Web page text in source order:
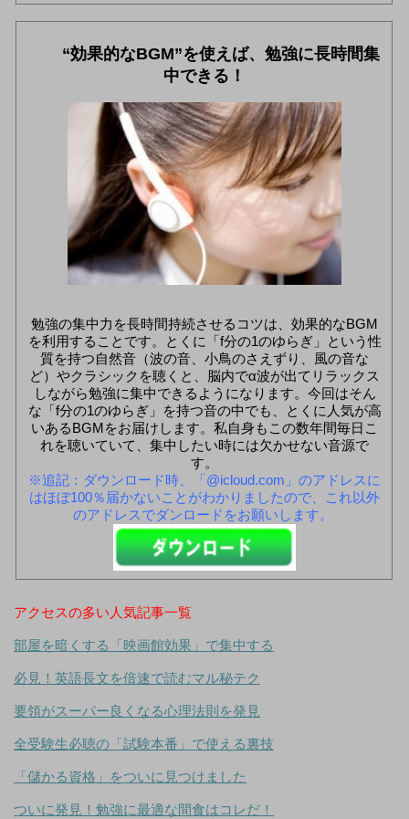
“効果的なBGM”を使えば、勉強に長時間集
中できる！
勉強の集中力を長時間持続させるコツは、効果的なBGM
を利用することです。とくに「f分の1のゆらぎ」という性
質を持つ自然音（波の音、小鳥のさえずり、風の音な
ど）やクラシックを聴くと、脳内でα波が出てリラックス
しながら勉強に集中できるようになります。今回はそん
な「f分の1のゆらぎ」を持つ音の中でも、とくに人気が高
いあるBGMをお届けします。私自身もこの数年間毎日こ
れを聴いていて、集中したい時には欠かせない音源で
す。
※追記：ダウンロード時、「@icloud.com」のアドレスに
はほぼ100％届かないことがわかりましたので、これ以外
のアドレスでダンロードをお願いします。
アクセスの多い人気記事一覧
部屋を暗くする「映画館効果」で集中する
必見！英語長文を倍速で読むマル秘テク
要領がスーパー良くなる心理法則を発見
全受験生必聴の「試験本番」で使える裏技
「儲かる資格」をついに見つけました
ついに発見！勉強に最適な間食はコレだ！